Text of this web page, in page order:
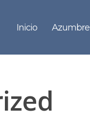
Inicio Azumbre